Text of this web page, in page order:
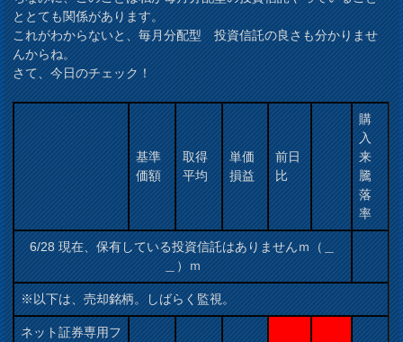
ととても関係があります。
これがわからないと、毎月分配型 投資信託の良さも分かりませ
んからね。
さて、今日のチェック！
基準
価額
取得
平均
単価
損益
前日
比
購
入
来
騰
落
率
6/28 現在、保有している投資信託はありませんｍ（＿
＿）ｍ
※以下は、売却銘柄。しばらく監視。
ネット証券専用フ